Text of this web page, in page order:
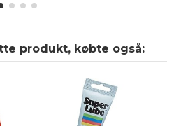
produkt, købte også: